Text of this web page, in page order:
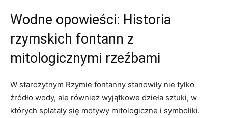
Wodne opowieści: Historia
rzymskich fontann z
mitologicznymi rzeźbami
W starożytnym Rzymie fontanny stanowiły nie tylko
źródło wody, ale również wyjątkowe dzieła sztuki, w
których splatały się motywy mitologiczne i symboliki.